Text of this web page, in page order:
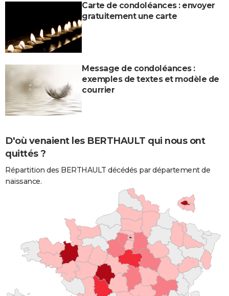
Carte de condoléances : envoyer
gratuitement une carte
Message de condoléances :
exemples de textes et modèle de
courrier
D'où venaient les BERTHAULT qui nous ont
quittés ?
Répartition des BERTHAULT décédés par département de
naissance.